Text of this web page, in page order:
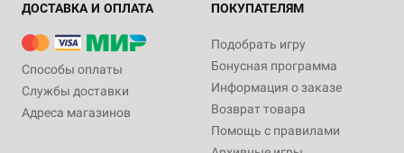
ДОСТАВКА И ОПЛАТА
Способы оплаты
Службы доставки
Адреса магазинов
ПОКУПАТЕЛЯМ
Подобрать игру
Бонусная программа
Информация о заказе
Возврат товара
Помощь с правилами